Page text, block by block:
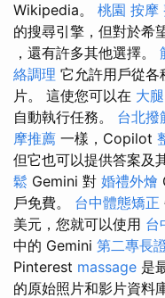
Wikipedia。 桃園 按摩
的搜尋引擎，但對於希
，還有許多其他選擇。
絡調理 它允許用戶從各
片。 這使您可以在 大
自動執行任務。 台北撥
摩推薦 一樣，Copilot
但它也可以提供答案及
鬆 Gemini 對 婚禮外燴
戶免費。 台中體態矯正
美元，您就可以使用 台
中的 Gemini 第二專長
Pinterest massage 是
的原始照片和影片資料